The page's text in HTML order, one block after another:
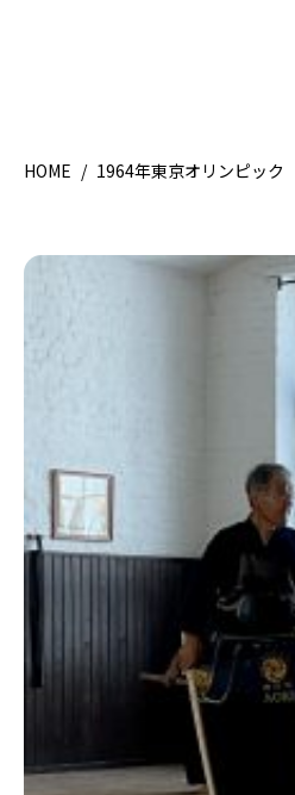
HOME
ライフスタイル
HOME / 1964年東京オリンピック